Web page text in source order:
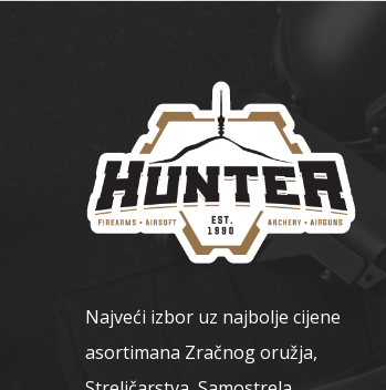
Najveći izbor uz najbolje cijene
asortimana Zračnog oružja,